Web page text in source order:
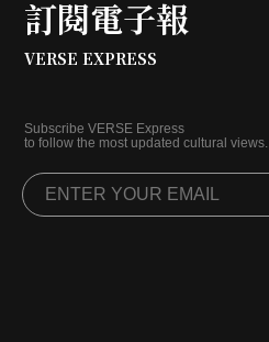
訂閱電子報
VERSE EXPRESS
Subscribe VERSE Express
to follow the most updated cultural views.